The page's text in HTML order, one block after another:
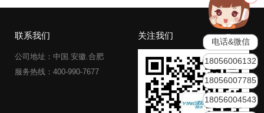
联系我们
公司地址：中国.安徽.合肥
服务热线：400-990-7677
关注我们
电话&微信
18056006132
18056007785
18056004543